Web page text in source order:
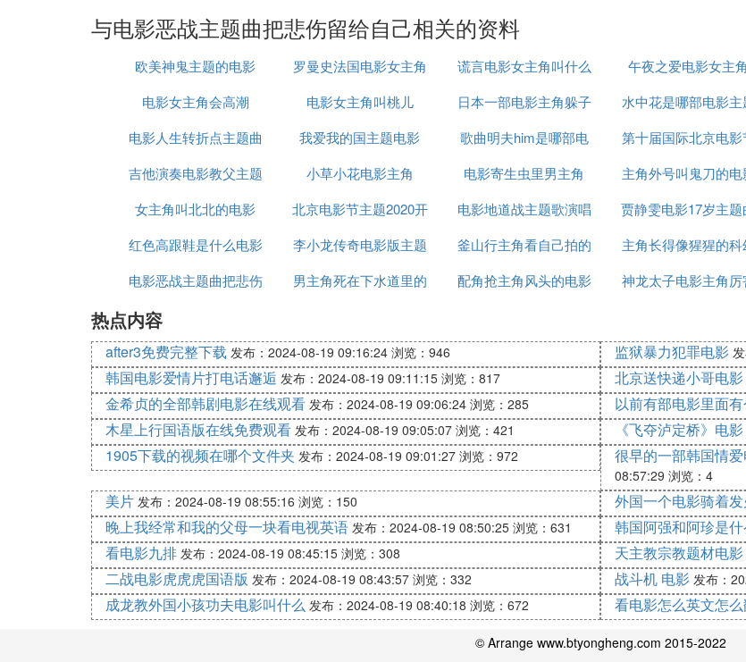
你是否 能用力听见
我的感觉 你的直觉
完全不在同一平点
我的疲倦 你看不见
那就让我含团芦离开你视线
你在说什么 我也听不见
巴别塔的隔绝
怎奈心一头到终点
我们的世界该瓦解
你是否用心理解
插曲《硬币》
歌词：
除了阳光没有什么可以笼罩世界
除了雨没有什么可以画出彩虹
除了雪没有什么可以洁白大地
除了风没有什么可以吹动树叶
你有没有看到自己眼中的绝望
你有没有听见痛彻心肺的哭声
你有没有体验到生命有多无可奈何
除了你没有什么可以让我眷恋
除了悲伤没有什么可以值得忘却
除了宽容没有什么可以让你释怀
除了爱没有什么可以改变生命
你有没有看见手上那条单纯的命运线
与电影恶战主题曲把悲伤留给自己相关的资料
欧美神鬼主题的电影 罗曼史法国电影女主角 谎言电影女主角叫什么 午夜之爱电影女主角
电影女主角会高潮 电影女主角叫桃儿
日本一部电影主角躲子
弹特别厉害
水中花是哪部电影主
曲
电影人生转折点主题曲
我爱我的国主题电影
歌曲明夫him是哪部电
影的主题曲
第十届国际北京电影
的主题
吉他演奏电影教父主题
歌
小草小花电影主角 电影寄生虫里男主角 主角外号叫鬼刀的电
女主角叫北北的电影
北京电影节主题2020开
场白
电影地道战主题歌演唱
者
贾静雯电影17岁主题
红色高跟鞋是什么电影
主题曲
李小龙传奇电影版主题
曲
釜山行主角看自己拍的
电影吓到了
主角长得像猩猩的科
电影
电影恶战主题曲把悲伤
男主角死在下水道里的
配角抢主角风头的电影
神龙太子电影主角厉
热点内容
after3免费完整下载 发布：2024-08-19 09:16:24 浏览：946 监狱暴力犯罪电影
韩国电影爱情片打电话邂逅 发布：2024-08-19 09:11:15 浏览：817 北京送快递小哥电影
金希贞的全部韩剧电影在线观看 发布：2024-08-19 09:06:24 浏览：285 以前有部电影里面
木星上行国语版在线免费观看 发布：2024-08-19 09:05:07 浏览：421 《飞夺泸定桥》电影
1905下载的视频在哪个文件夹 发布：2024-08-19 09:01:27 浏览：972 很早的一部韩国情
08:57:29 浏览：4
美片 发布：2024-08-19 08:55:16 浏览：150 外国一个电影骑着
晚上我经常和我的父母一块看电视英语 发布：2024-08-19 08:50:25 浏览：631 韩国阿强和阿珍是
看电影九排 发布：2024-08-19 08:45:15 浏览：308 天主教宗教题材电影
二战电影虎虎虎国语版 发布：2024-08-19 08:43:57 浏览：332 战斗机 电影 发布：
成龙教外国小孩功夫电影叫什么 发布：2024-08-19 08:40:18 浏览：672 看电影怎么英文怎
© Arrange www.btyongheng.com 2015-2022